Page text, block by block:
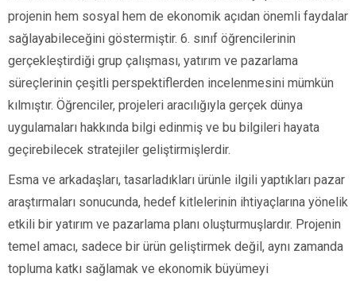
projenin hem sosyal hem de ekonomik açıdan önemli faydalar
sağlayabileceğini göstermiştir. 6. sınıf öğrencilerinin
gerçekleştirdiği grup çalışması, yatırım ve pazarlama
süreçlerinin çeşitli perspektiflerden incelenmesini mümkün
kılmıştır. Öğrenciler, projeleri aracılığıyla gerçek dünya
uygulamaları hakkında bilgi edinmiş ve bu bilgileri hayata
geçirebilecek stratejiler geliştirmişlerdir.
Esma ve arkadaşları, tasarladıkları ürünle ilgili yaptıkları pazar
araştırmaları sonucunda, hedef kitlelerinin ihtiyaçlarına yönelik
etkili bir yatırım ve pazarlama planı oluşturmuşlardır. Projenin
temel amacı, sadece bir ürün geliştirmek değil, aynı zamanda
topluma katkı sağlamak ve ekonomik büyümeyi